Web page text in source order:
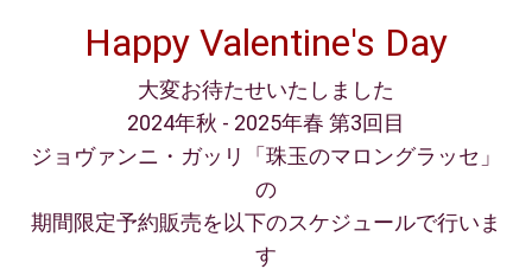
Happy Valentine's Day
大変お待たせいたしました
2024年秋 - 2025年春 第3回目
ジョヴァンニ・ガッリ「珠玉のマロングラッセ」
の
期間限定予約販売を 以下のスケジュールで行いま
す